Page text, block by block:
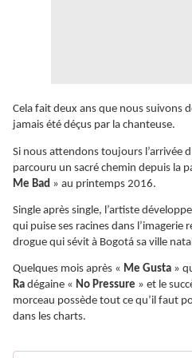
Cela fait deux ans que nous suivons
jamais été déçus par la chanteuse.
Si nous attendons toujours l’arrivée
parcouru un sacré chemin depuis la
Me Bad » au printemps 2016.
Single après single, l’artiste
qui puise ses racines dans l’imagerie
drogue qui sévit à Bogotá sa ville
Quelques mois après « Me Gusta »
Ra dégaine « No Pressure » et le
morceau possède tout ce qu’il faut
dans les charts.